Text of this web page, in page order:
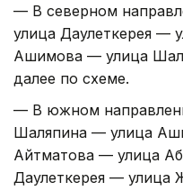
— В северном
улица Даулеткерея —
Ашимова — улица
далее по схеме.
— В южном
Шаляпина — улица
Айтматова — улица
Даулеткерея — улица